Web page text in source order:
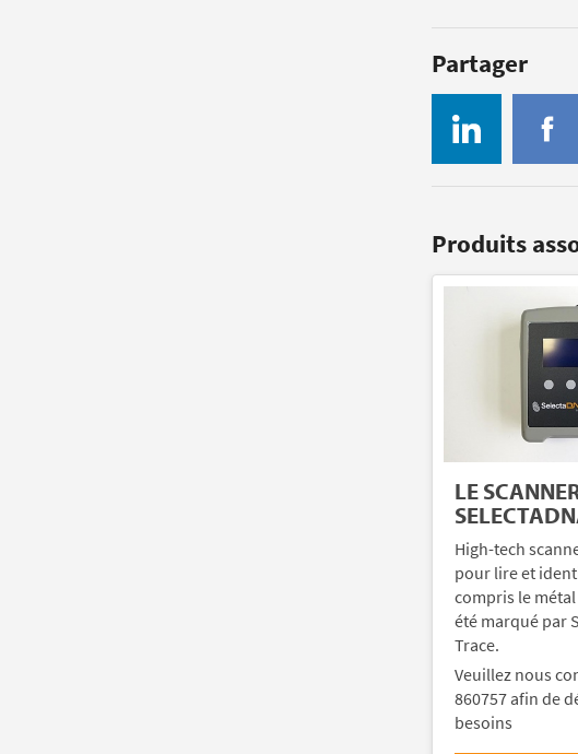
Partager
Produits
LE
High-tech
pour lire et
compris le
été marqué par
Trace.
Veuillez nous
860757 afin de
besoins